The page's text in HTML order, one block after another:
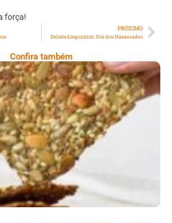
força!
PRÓXIMO
Deleite Linguístico: Dia dos Namorados
Confira também
Cracker De Sementes